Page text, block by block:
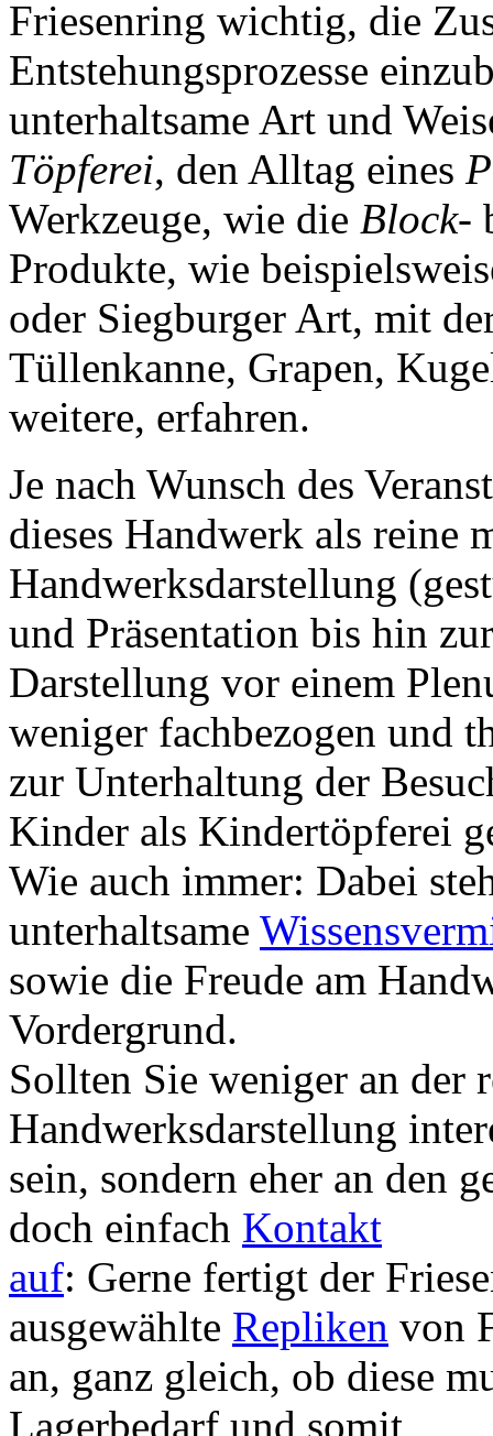
Friesenring wichtig, die
Entstehungsprozesse
unterhaltsame Art und
Töpferei, den Alltag eines
Werkzeuge, wie die Block-
Produkte, wie
oder Siegburger Art, mit
Tüllenkanne, Grapen,
weitere, erfahren.
Je nach Wunsch des
dieses Handwerk als reine
Handwerksdarstellung
und Präsentation bis hin
Darstellung vor einem
weniger fachbezogen und
zur Unterhaltung der
Kinder als Kindertöpferei
Wie auch immer: Dabei
unterhaltsame
sowie die Freude am
Vordergrund.
Sollten Sie weniger an der
Handwerksdarstellung
sein, sondern eher an den
doch einfach Kontakt
auf: Gerne fertigt der
ausgewählte Repliken von
an, ganz gleich, ob diese
Lagerbedarf und somit